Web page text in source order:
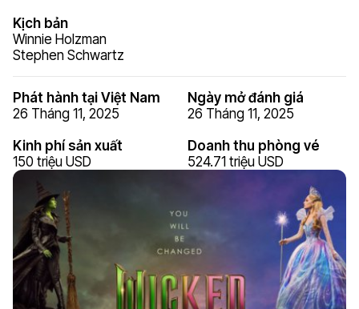
Kịch bản
Winnie Holzman
Stephen Schwartz
Phát hành tại Việt Nam
26 Tháng 11, 2025
Ngày mở đánh giá
26 Tháng 11, 2025
Kinh phí sản xuất
150 triệu USD
Doanh thu phòng vé
524.71 triệu USD